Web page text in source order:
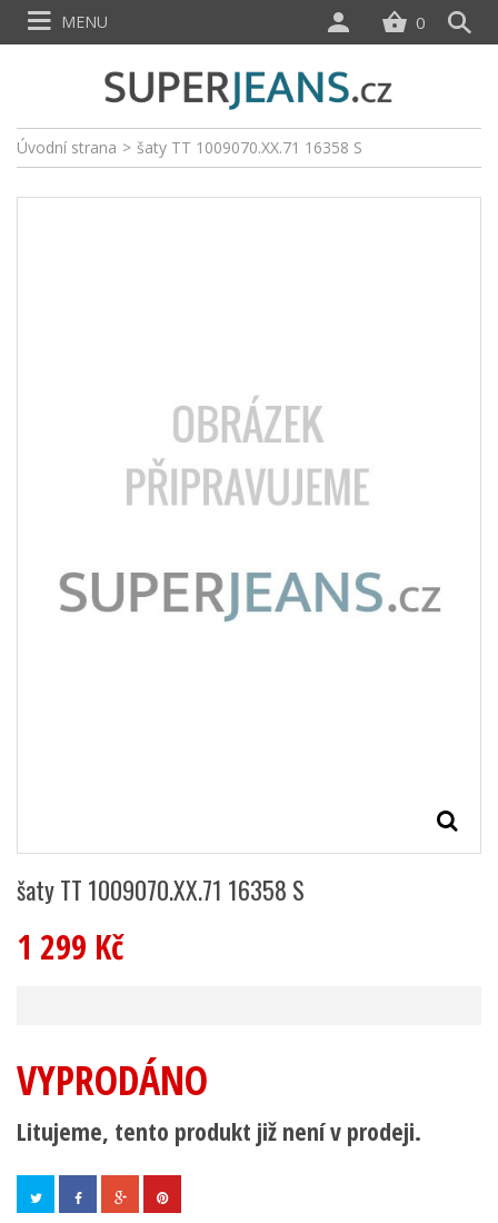
Úvodní strana > šaty TT 1009070.XX.71 16358 S
šaty TT 1009070.XX.71 16358 S
1 299 Kč
VYPRODÁNO
Litujeme, tento produkt již není v prodeji.
0
MENU